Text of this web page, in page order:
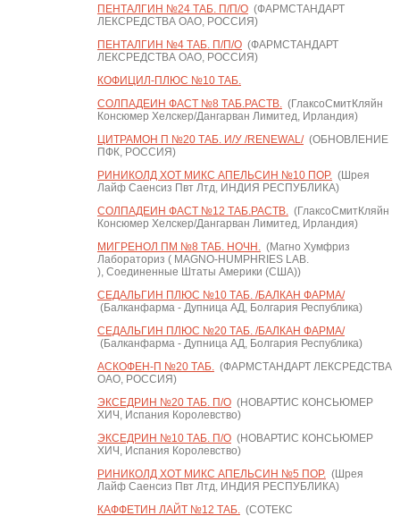
ПЕНТАЛГИН №24 ТАБ. П/П/О(ФАРМСТАНДАРТ
ЛЕКСРЕДСТВА ОАО, РОССИЯ)
ПЕНТАЛГИН №4 ТАБ. П/П/О(ФАРМСТАНДАРТ
ЛЕКСРЕДСТВА ОАО, РОССИЯ)
КОФИЦИЛ-ПЛЮС №10 ТАБ.
СОЛПАДЕИН ФАСТ №8 ТАБ.РАСТВ.(ГлаксоСмитКляйн
Консюмер Хелскер/Дангарван Лимитед, Ирландия)
ЦИТРАМОН П №20 ТАБ. И/У /RENEWAL/(ОБНОВЛЕНИЕ
ПФК, РОССИЯ)
РИНИКОЛД ХОТ МИКС АПЕЛЬСИН №10 ПОР.(Шрея
Лайф Саенсиз Пвт Лтд, ИНДИЯ РЕСПУБЛИКА)
СОЛПАДЕИН ФАСТ №12 ТАБ.РАСТВ.(ГлаксоСмитКляйн
Консюмер Хелскер/Дангарван Лимитед, Ирландия)
МИГРЕНОЛ ПМ №8 ТАБ. НОЧН.(Магно Хумфриз
Лабораториз ( MAGNO-HUMPHRIES LAB.
), Соединенные Штаты Америки (США))
СЕДАЛЬГИН ПЛЮС №10 ТАБ. /БАЛКАН ФАРМА/
(Балканфарма - Дупница АД, Болгария Республика)
СЕДАЛЬГИН ПЛЮС №20 ТАБ. /БАЛКАН ФАРМА/
(Балканфарма - Дупница АД, Болгария Республика)
АСКОФЕН-П №20 ТАБ.(ФАРМСТАНДАРТ ЛЕКСРЕДСТВА
ОАО, РОССИЯ)
ЭКСЕДРИН №20 ТАБ. П/О(НОВАРТИС КОНСЬЮМЕР
ХИЧ, Испания Королевство)
ЭКСЕДРИН №10 ТАБ. П/О(НОВАРТИС КОНСЬЮМЕР
ХИЧ, Испания Королевство)
РИНИКОЛД ХОТ МИКС АПЕЛЬСИН №5 ПОР.(Шрея
Лайф Саенсиз Пвт Лтд, ИНДИЯ РЕСПУБЛИКА)
КАФФЕТИН ЛАЙТ №12 ТАБ.(СОТЕКС